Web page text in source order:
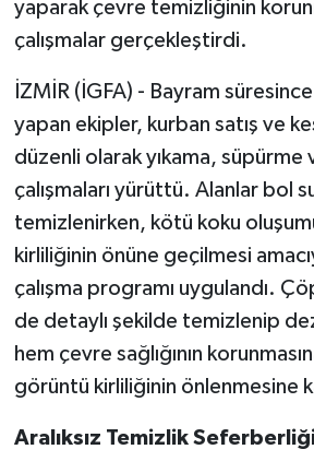
yaparak çevre temizliğinin
çalışmalar gerçekleştirdi.
İZMİR (İGFA) - Bayram
yapan ekipler, kurban satış ve
düzenli olarak yıkama,
çalışmaları yürüttü. Alanlar bol
temizlenirken, kötü koku
kirliliğinin önüne geçilmesi
çalışma programı uygulandı.
de detaylı şekilde temizlenip
hem çevre sağlığının
görüntü kirliliğinin önlenmesine
Aralıksız Temizlik